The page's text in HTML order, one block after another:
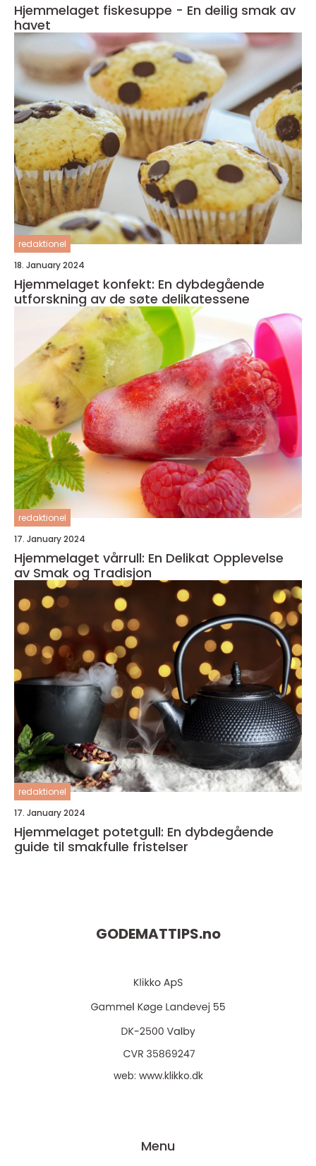
Hjemmelaget fiskesuppe - En deilig smak av
havet
redaktionel
18. January 2024
Hjemmelaget konfekt: En dybdegående
utforskning av de søte delikatessene
redaktionel
17. January 2024
Hjemmelaget vårrull: En Delikat Opplevelse
av Smak og Tradisjon
redaktionel
17. January 2024
Hjemmelaget potetgull: En dybdegående
guide til smakfulle fristelser
GODEMATTIPS.no
web: www.klikko.dk
Menu